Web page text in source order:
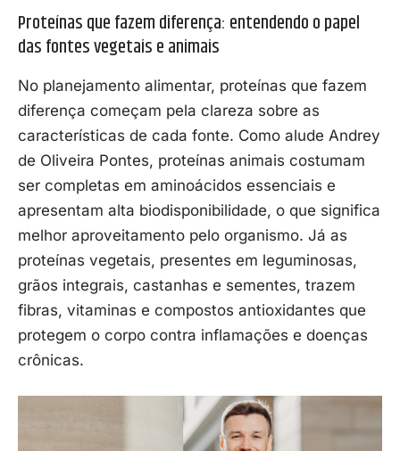
Proteínas que fazem diferença: entendendo o papel
das fontes vegetais e animais
No planejamento alimentar, proteínas que fazem
diferença começam pela clareza sobre as
características de cada fonte. Como alude Andrey
de Oliveira Pontes, proteínas animais costumam
ser completas em aminoácidos essenciais e
apresentam alta biodisponibilidade, o que significa
melhor aproveitamento pelo organismo. Já as
proteínas vegetais, presentes em leguminosas,
grãos integrais, castanhas e sementes, trazem
fibras, vitaminas e compostos antioxidantes que
protegem o corpo contra inflamações e doenças
crônicas.